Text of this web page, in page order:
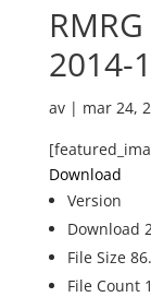
2014-
av | mar 24,
Download
Version
Download
File Size
File Count 1